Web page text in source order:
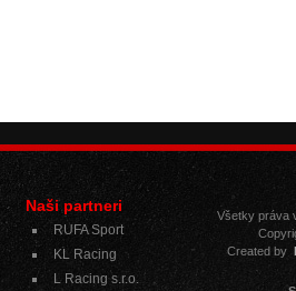
Všetky práva
Created by
Naši partneri
RUFA Sport
KL Racing
L Racing s.r.o.